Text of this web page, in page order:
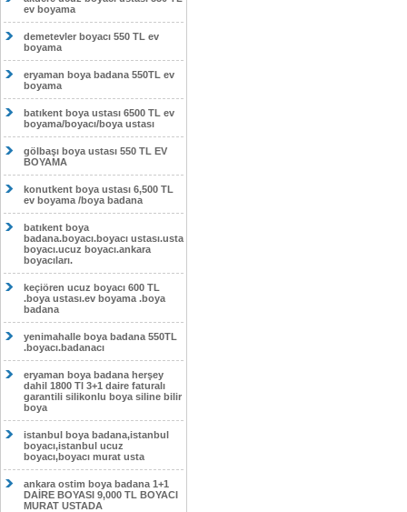
ev boyama
demetevler boyacı 550 TL ev
boyama
eryaman boya badana 550TL ev
boyama
batıkent boya ustası 6500 TL ev
boyama/boyacı/boya ustası
gölbaşı boya ustası 550 TL EV
BOYAMA
konutkent boya ustası 6,500 TL
ev boyama /boya badana
batıkent boya
badana.boyacı.boyacı ustası.usta
boyacı.ucuz boyacı.ankara
boyacıları.
keçiören ucuz boyacı 600 TL
.boya ustası.ev boyama .boya
badana
yenimahalle boya badana 550TL
.boyacı.badanacı
eryaman boya badana herşey
dahil 1800 Tl 3+1 daire faturalı
garantili silikonlu boya siline bilir
boya
istanbul boya badana,istanbul
boyacı,istanbul ucuz
boyacı,boyacı murat usta
ankara ostim boya badana 1+1
DAİRE BOYASI 9,000 TL BOYACI
MURAT USTADA